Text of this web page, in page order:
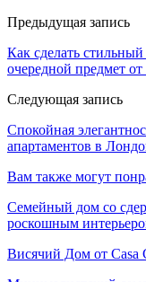
Предыдущая запись
Как сделать
очередной предмет
Следующая запись
Спокойная
апартаментов в
Вам также могут
Семейный дом со
роскошным
Висячий Дом от Casa